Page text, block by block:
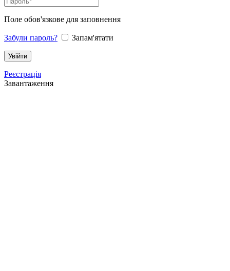
Поле обов'язкове для заповнення
Забули пароль? Запам'ятати
Реєстрація
Завантаження